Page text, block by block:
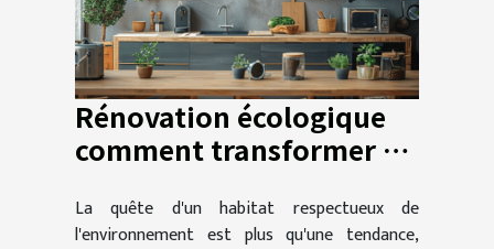
Rénovation écologique
comment transformer sa
matériaux durables
La quête d'un habitat respectueux de
l'environnement est plus qu'une tendance,